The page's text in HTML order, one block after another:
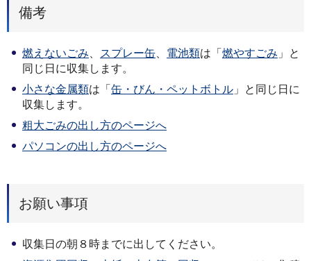
備考
燃えないごみ スプレー缶 電池類は「 燃やすごみ 」と
同じ日に収集します。
小さな金属類は「 缶・びん・ペットボトル 」と同じ日に
収集します。
粗大ごみの出し方のページへ
パソコンの出し方のページへ
お願い事項
収集日の朝８時までに出してください。